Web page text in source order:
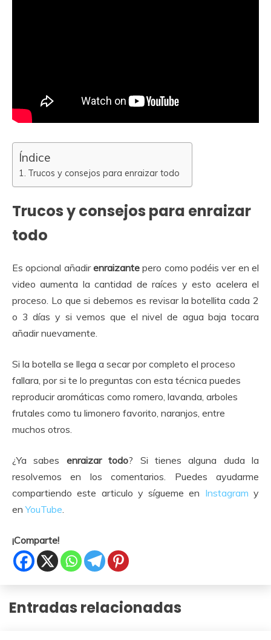
Índice
Trucos y consejos para enraizar todo
Trucos y consejos para enraizar
todo
Es opcional añadirenraizante pero como podéis ver en el
video aumenta la cantidad de raíces y esto acelera el
proceso. Lo que si debemos es revisar la botellita cada 2
o 3 días y si vemos que el nivel de agua baja tocara
añadir nuevamente.
Si la botella se llega a secar por completo el proceso
fallara, por si te lo preguntas con esta técnica puedes
reproducir aromáticas como romero, lavanda, arboles
frutales como tu limonero favorito, naranjos, entre
muchos otros.
¿Ya sabes enraizar todo? Si tienes alguna duda la
resolvemos en los comentarios. Puedes ayudarme
compartiendo este articulo y sígueme en Instagram y
enYouTube.
¡Comparte!
Entradas relacionadas